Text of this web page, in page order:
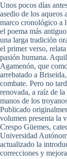
Unos pocos días
asedio de los aqueos
marco cronológico a
el poema más
una larga tradición
el primer verso,
pasión humana.
Agamenón, que
arrebatado a
combate. Pero no
renovada, a raíz de
manos de los
Publicado
volumen presenta la
Crespo Güemes,
Universidad
actualizado la
correcciones y